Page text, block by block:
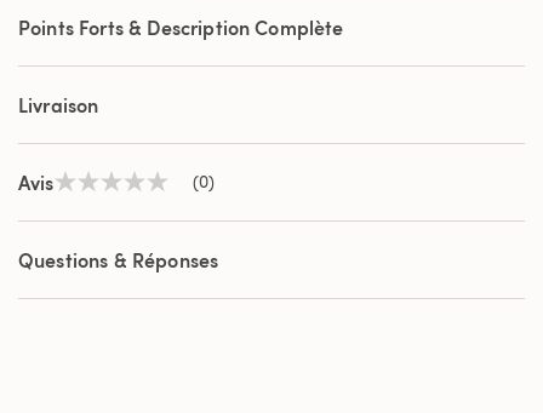
Points Forts & Description Complète
Livraison
AvisAucune
de
notation
Lien
la
(0)
Questions & Réponses